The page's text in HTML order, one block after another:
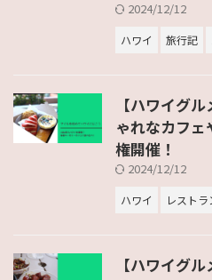
2024/12/12
ハワイ 旅行記
【ハワイグ
ゃれなカフ
権開催！
2024/12/12
ハワイ レスト
【ハワイグ